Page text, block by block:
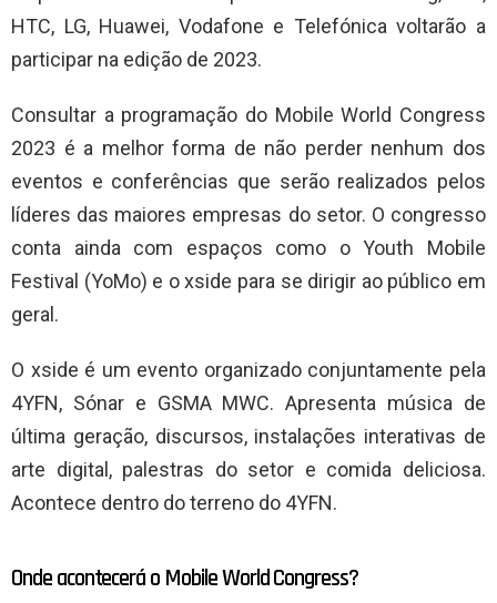
HTC, LG, Huawei, Vodafone e Telefónica voltarão a
participar na edição de 2023.
Consultar a programação do Mobile World Congress
2023 é a melhor forma de não perder nenhum dos
eventos e conferências que serão realizados pelos
líderes das maiores empresas do setor. O congresso
conta ainda com espaços como o Youth Mobile
Festival (YoMo) e o xside para se dirigir ao público em
geral.
O xside é um evento organizado conjuntamente pela
4YFN, Sónar e GSMA MWC. Apresenta música de
última geração, discursos, instalações interativas de
arte digital, palestras do setor e comida deliciosa.
Acontece dentro do terreno do 4YFN.
Onde acontecerá o Mobile World Congress?